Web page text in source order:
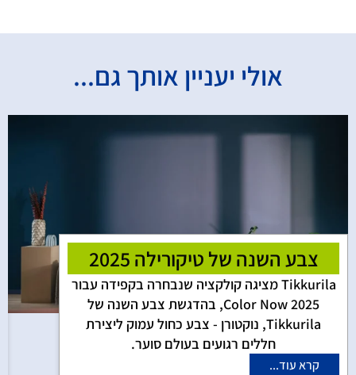
אולי יעניין אותך גם...
צבע השנה של טיקורילה 2025
Tikkurila מציגה קולקציה שנבחרה בקפידה עבור
Color Now 2025, בהדגשת צבע השנה של
Tikkurila, נוקטורן - צבע כחול עמוק ליצירת
חללים רגועים בעולם סוער.
קרא עוד...